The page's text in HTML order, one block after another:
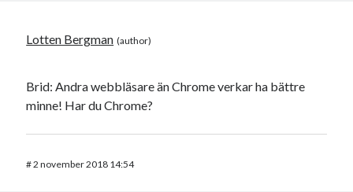
Lotten Bergman
Brid: Andra webbläsare än Chrome verkar ha bättre
minne! Har du Chrome?
#2 november 2018 14:54